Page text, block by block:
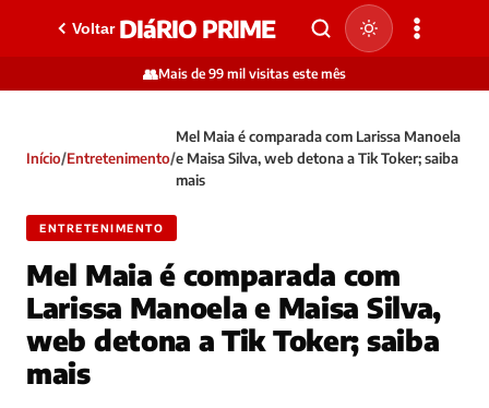
Voltar DIáRIO PRIME
👥Mais de 99 mil visitas este mês
Início/Entretenimento/
Mel Maia é comparada com Larissa Manoela
e Maisa Silva, web detona a Tik Toker; saiba
mais
ENTRETENIMENTO
Mel Maia é comparada com
Larissa Manoela e Maisa Silva,
web detona a Tik Toker; saiba
mais